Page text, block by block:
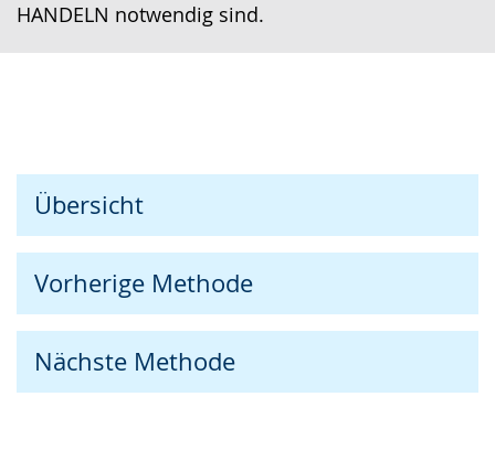
HANDELN notwendig sind.
Übersicht
Vorherige Methode
Nächste Methode